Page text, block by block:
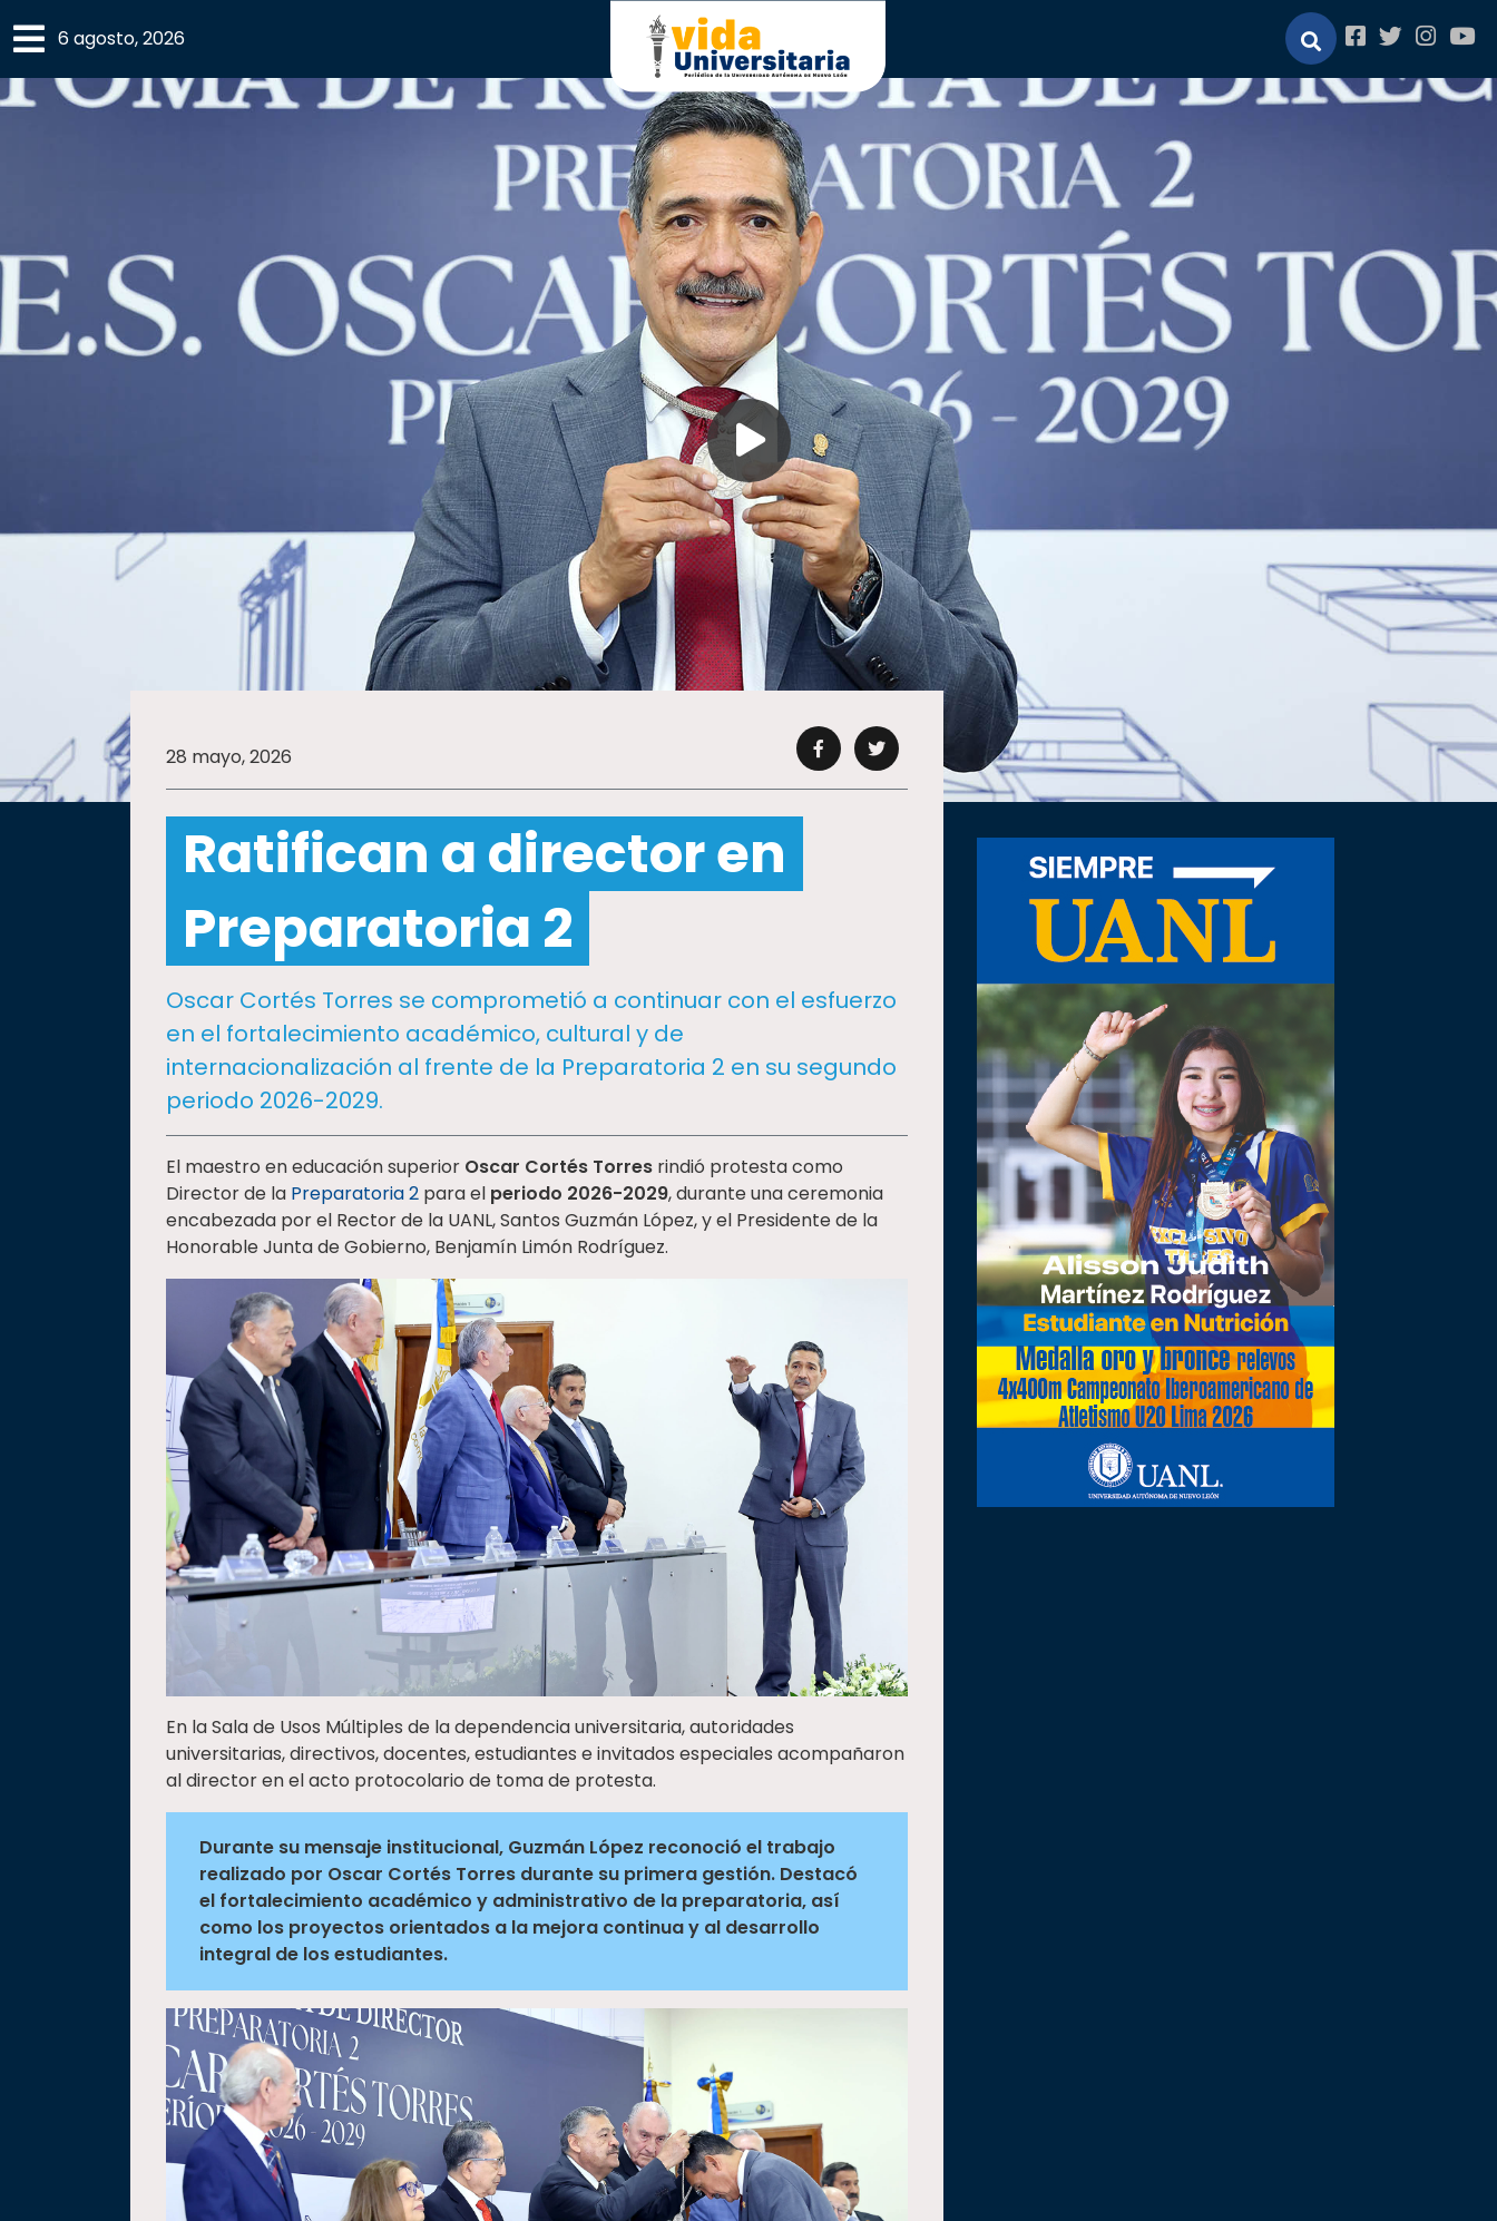
×
SECCIONES
COMUNIDADUANL
CULTURA
Oferta
educativa
Internacionalización
6 agosto, 2026
28 mayo, 2026
Ratifican a director en
Preparatoria 2
Oscar Cortés Torres se comprometió a continuar con el esfuerzo
en el fortalecimiento académico, cultural y de
internacionalización al frente de la Preparatoria 2 en su segundo
periodo 2026-2029.
El maestro en educación superior Oscar Cortés Torres rindió protesta como
Director de la Preparatoria 2 para el periodo 2026-2029, durante una ceremonia
encabezada por el Rector de la UANL, Santos Guzmán López, y el Presidente de la
Honorable Junta de Gobierno, Benjamín Limón Rodríguez.
En la Sala de Usos Múltiples de la dependencia universitaria, autoridades
universitarias, directivos, docentes, estudiantes e invitados especiales acompañaron
al director en el acto protocolario de toma de protesta.
Durante su mensaje institucional, Guzmán López reconoció el trabajo
realizado por Oscar Cortés Torres durante su primera gestión. Destacó
el fortalecimiento académico y administrativo de la preparatoria, así
como los proyectos orientados a la mejora continua y al desarrollo
integral de los estudiantes.